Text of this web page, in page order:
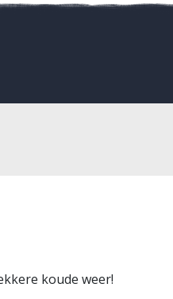
koude weer!